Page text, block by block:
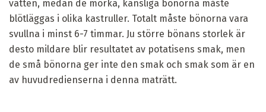
vatten, medan de mörka, känsliga bönorna måste
blötläggas i olika kastruller. Totalt måste bönorna vara
svullna i minst 6-7 timmar. Ju större bönans storlek är
desto mildare blir resultatet av potatisens smak, men
de små bönorna ger inte den smak och smak som är en
av huvudredienserna i denna maträtt.